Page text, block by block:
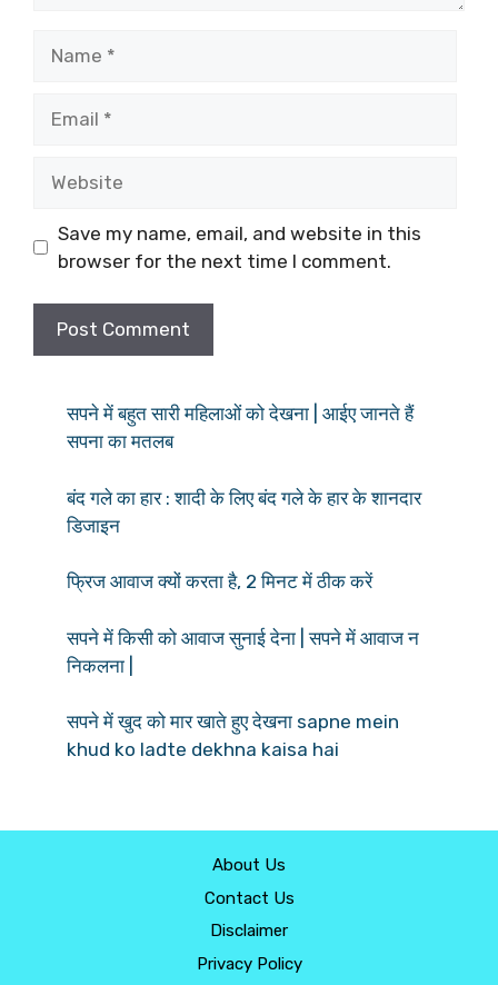
Save my name, email, and website in this
browser for the next time I comment.
सपने में बहुत सारी महिलाओं को देखना | आईए जानते हैं
सपना का मतलब
बंद गले का हार : शादी के लिए बंद गले के हार के शानदार
डिजाइन
फ्रिज आवाज क्यों करता है, 2 मिनट में ठीक करें
सपने में किसी को आवाज सुनाई देना | सपने में आवाज न
निकलना |
सपने में खुद को मार खाते हुए देखना sapne mein
khud ko ladte dekhna kaisa hai
About Us
Contact Us
Disclaimer
Privacy Policy